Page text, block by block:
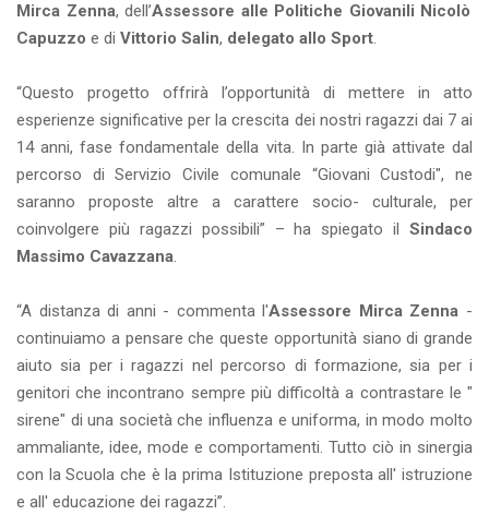
Mirca Zenna, dell’Assessore alle Politiche Giovanili Nicolò
Capuzzo e di Vittorio Salin, delegato allo Sport.
“Questo progetto offrirà l’opportunità di mettere in atto
esperienze significative per la crescita dei nostri ragazzi dai 7 ai
14 anni, fase fondamentale della vita. In parte già attivate dal
percorso di Servizio Civile comunale “Giovani Custodi", ne
saranno proposte altre a carattere socio- culturale, per
coinvolgere più ragazzi possibili” – ha spiegato il Sindaco
Massimo Cavazzana.
“A distanza di anni - commenta l'Assessore Mirca Zenna -
continuiamo a pensare che queste opportunità siano di grande
aiuto sia per i ragazzi nel percorso di formazione, sia per i
genitori che incontrano sempre più difficoltà a contrastare le "
sirene" di una società che influenza e uniforma, in modo molto
ammaliante, idee, mode e comportamenti. Tutto ciò in sinergia
con la Scuola che è la prima Istituzione preposta all' istruzione
e all' educazione dei ragazzi”.